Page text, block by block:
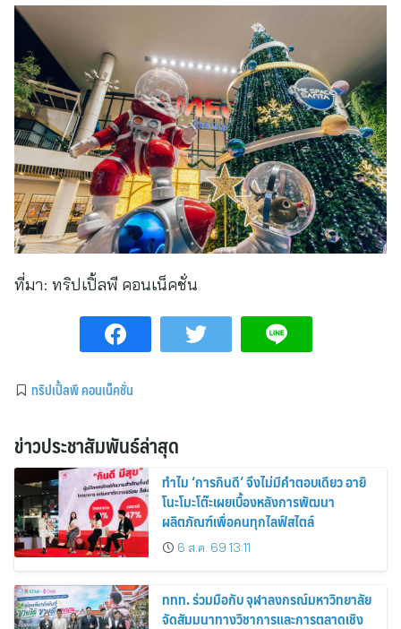
ที่มา: ทริปเปิ้ลพี คอนเน็คชั่น
ทริปเปิ้ลพี คอนเน็คชั่น
ข่าวประชาสัมพันธ์ล่าสุด
ทำไม ‘การกินดี’ จึงไม่มีคำตอบเดียว อายิ
โนะโมะโต๊ะเผยเบื้องหลังการพัฒนา
ผลิตภัณฑ์เพื่อคนทุกไลฟ์สไตล์
6 ส.ค. 69 13:11
ททท. ร่วมมือกับ จุฬาลงกรณ์มหาวิทยาลัย
จัดสัมมนาทางวิชาการและการตลาดเชิง